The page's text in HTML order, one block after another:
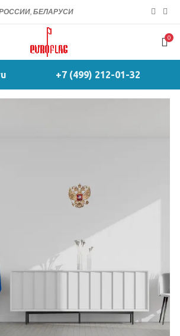
БЕЛАРУСИ
0
+7 (499) 212-01-32